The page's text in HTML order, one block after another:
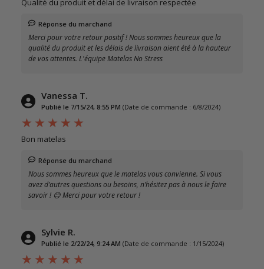
Qualité du produit et délai de livraison respectée
Réponse du marchand
Merci pour votre retour positif ! Nous sommes heureux que la
qualité du produit et les délais de livraison aient été à la hauteur
de vos attentes. L'équipe Matelas No Stress
Vanessa T.
Publié le 7/15/24, 8:55 PM (Date de commande : 6/8/2024)
Bon matelas
Réponse du marchand
Nous sommes heureux que le matelas vous convienne. Si vous
avez d’autres questions ou besoins, n’hésitez pas à nous le faire
savoir ! 😊 Merci pour votre retour !
Sylvie R.
Publié le 2/22/24, 9:24 AM (Date de commande : 1/15/2024)